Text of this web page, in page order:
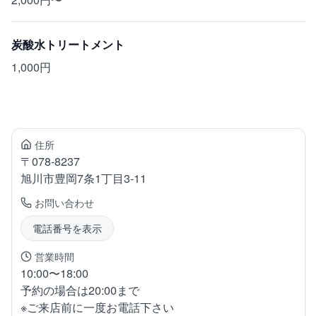
炭酸水トリートメント
1,000円
住所
〒078-8237
旭川市豊岡7条1丁目3-11
お問い合わせ
電話番号を表示
営業時間
10:00〜18:00
予約の場合は20:00まで
※ご来店前に一度お電話下さい